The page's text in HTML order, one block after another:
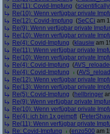
Re(11): Covid-Impfung (
Re(10): Wenn verfügbar private
Re(12): Covid-Impfung (SeCCi am
Re(9): Wenn verfügbar private
Re(10): Wenn verfügbar private
Re(4): Covid-Impfung (klausiw am
Re(11): Wenn verfügbar private
Re(10): Wenn verfügbar private
Re(4): Covid-Impfung (
Re(4): Covid-Impfung
(
Re(12): Wenn verfügbar private
Re(13): Wenn verfügbar private
Re(5): Covid-Impfung (hellbringer
Re(9): Wenn verfügbar private
Re(10): Wenn verfügbar private
Re(4): ich bin 1x geimpft (
Re(11): Wenn verfügbar private
Re: Covid-Impfung
(enzo500 am